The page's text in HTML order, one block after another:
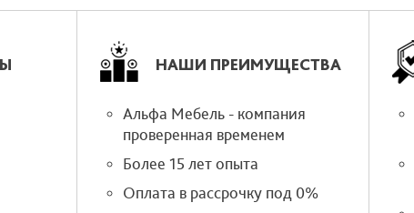
НАШИ ПРЕИМУЩЕСТВА
Альфа Мебель - компания
проверенная временем
Более 15 лет опыта
Оплата в рассрочку под 0%